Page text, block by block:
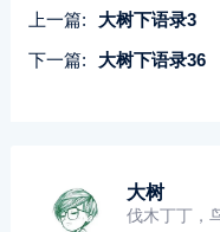
上一篇:
大树下语录3
下一篇:
大树下语录36
大树
伐木丁丁，